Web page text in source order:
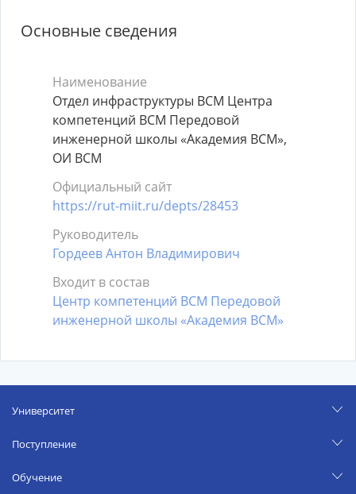
Основные сведения
Наименование
Отдел инфраструктуры ВСМ Центра
компетенций ВСМ Передовой
инженерной школы «Академия ВСМ»,
ОИ ВСМ
Официальный сайт
https://rut-miit.ru/depts/28453
Руководитель
Гордеев Антон Владимирович
Входит в состав
Центр компетенций ВСМ Передовой
инженерной школы «Академия ВСМ»
Университет
Поступление
Обучение